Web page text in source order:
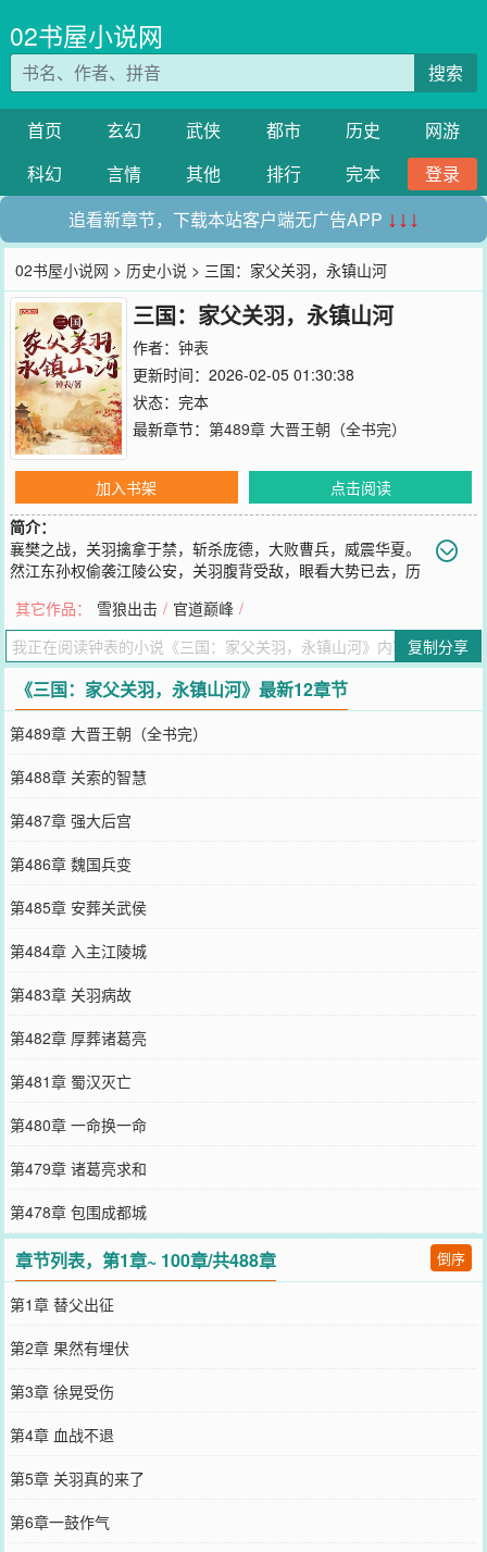
02书屋小说网
搜索
首页 玄幻 武侠 都市 历史
网游
科幻
言情 其他 排行 完本
登录
追看新章节，下载本站客户端无广告APP ↓↓↓
02书屋小说网 > 历史小说 > 三国：家父关羽，永镇山河
三国：家父关羽，永镇山河
作者： 钟表
更新时间：2026-02-05 01:30:38
状态：完本
最新章节： 第489章 大晋王朝（全书完）
加入书架
点击阅读
简介：
襄樊之战，关羽擒拿于禁，斩杀庞德，大败曹兵，威震华夏。
然江东孙权偷袭江陵公安，关羽腹背受敌，眼看大势已去，历
名将美女，发展现代军事，打造最牛铁军。关兴本来只是想救父亲，
一不小心夺了天下。
您要是觉得《三国：家父关羽，永镇山河》还不错的话请不要忘记向
您QQ群和微博微信里的朋友推荐哦！
其它作品： 雪狼出击 / 官道巅峰 /
复制分享
《三国：家父关羽，永镇山河》最新12章节
第489章 大晋王朝（全书完）
第488章 关索的智慧
第487章 强大后宫
第486章 魏国兵变
第485章 安葬关武侯
第484章 入主江陵城
第483章 关羽病故
第482章 厚葬诸葛亮
第481章 蜀汉灭亡
第480章 一命换一命
第479章 诸葛亮求和
第478章 包围成都城
章节列表，第1章~ 100章/共488章 倒序
第1章 替父出征
第2章 果然有埋伏
第3章 徐晃受伤
第4章 血战不退
第5章 关羽真的来了
第6章一鼓作气